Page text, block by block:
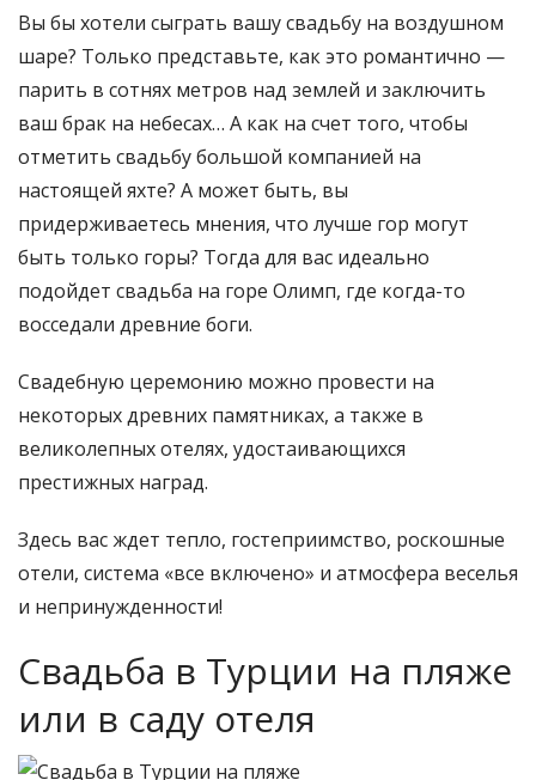
Вы бы хотели сыграть вашу свадьбу на воздушном
шаре? Только представьте, как это романтично —
парить в сотнях метров над землей и заключить
ваш брак на небесах… А как на счет того, чтобы
отметить свадьбу большой компанией на
настоящей яхте? А может быть, вы
придерживаетесь мнения, что лучше гор могут
быть только горы? Тогда для вас идеально
подойдет свадьба на горе Олимп, где когда-то
восседали древние боги.
Свадебную церемонию можно провести на
некоторых древних памятниках, а также в
великолепных отелях, удостаивающихся
престижных наград.
Здесь вас ждет тепло, гостеприимство, роскошные
отели, система «все включено» и атмосфера веселья
и непринужденности!
Свадьба в Турции на пляже
или в саду отеля